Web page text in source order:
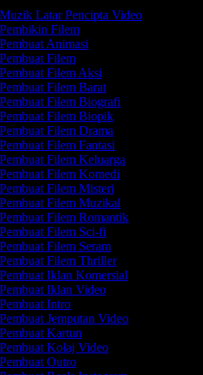
Latar Pencipta Video
Filem
Animasi
Filem
Filem Aksi
Filem Barat
Filem Biografi
Filem Biopik
Filem Drama
Filem Fantasi
Filem Keluarga
Filem Komedi
Filem Misteri
Filem Muzikal
Filem Romantik
Filem Sci-fi
Filem Seram
Filem Thriller
Iklan Komersial
Iklan Video
Intro
Jemputan Video
Kartun
Kolaj Video
Outro